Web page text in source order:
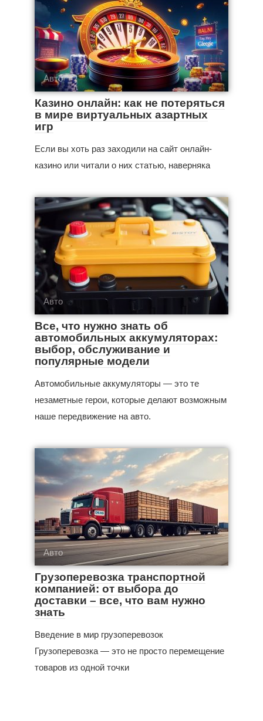
Авто
Казино онлайн: как не потеряться
в мире виртуальных азартных
игр
Если вы хоть раз заходили на сайт онлайн-
казино или читали о них статью, наверняка
Авто
Все, что нужно знать об
автомобильных аккумуляторах:
выбор, обслуживание и
популярные модели
Автомобильные аккумуляторы — это те
незаметные герои, которые делают возможным
наше передвижение на авто.
Авто
Грузоперевозка транспортной
компанией: от выбора до
доставки – все, что вам нужно
знать
Введение в мир грузоперевозок
Грузоперевозка — это не просто перемещение
товаров из одной точки